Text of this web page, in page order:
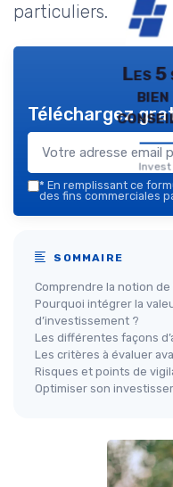
particuliers.
Les
Invest
Téléchargez
* En remplissant ce
des fins commerciales
SOMMAIRE
Comprendre la notion
Pourquoi intégrer la
d’investissement ?
Les différentes façons
Les critères à évaluer
Risques et points de
Optimiser son